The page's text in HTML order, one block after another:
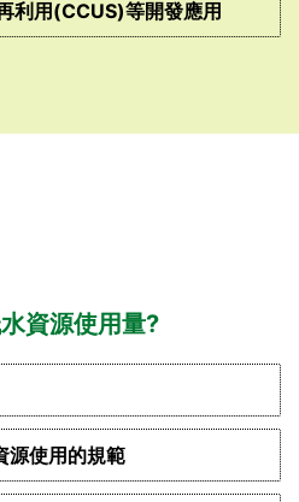
利用(CCUS)等開發應用
資源使用量?
源使用的規範